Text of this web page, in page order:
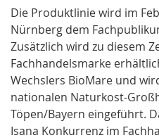
Die Produktlinie wird im
Nürnberg dem
Zusätzlich wird zu diesem
Fachhandelsmarke
Wechslers BioMare und
nationalen Naturkost-
Töpen/Bayern eingeführt.
Isana Konkurrenz im